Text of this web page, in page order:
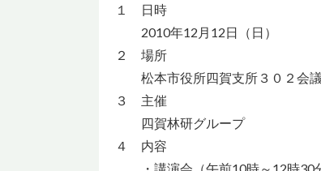
１ 日時
2010年12月12日（日）
２ 場所
松本市役所四賀支所３０２会議
３ 主催
四賀林研グループ
４ 内容
・講演会（午前10時～12時30